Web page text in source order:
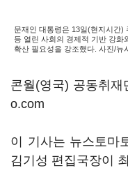
문재인 대통령은 13일(현지시간)
등 열린 사회의 경제적 기반 강화
확산 필요성을 강조했다. 사진/뉴
콘월(영국) 공동취재
o.com
이 기사는 뉴스토마
김기성 편집국장이